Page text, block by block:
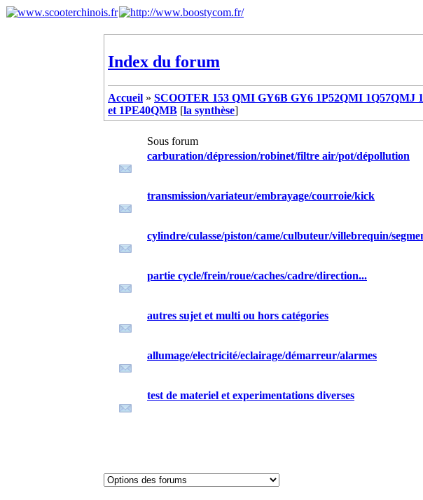
Index du forum
Accueil » SCOOTER 153 QMI GY6B GY6 1P52QMI 1Q57QMJ
et 1PE40QMB [la synthèse]
Sous forum
carburation/dépression/robinet/filtre air/pot/dépollution
transmission/variateur/embrayage/courroie/kick
cylindre/culasse/piston/came/culbuteur/villebrequin/
partie cycle/frein/roue/caches/cadre/direction...
autres sujet et multi ou hors catégories
allumage/electricité/eclairage/démarreur/alarmes
test de materiel et experimentations diverses